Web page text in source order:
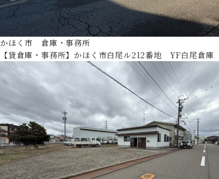
かほく市 倉庫・事務所
【貸倉庫・事務所】かほく市白尾ル212番地 YF白尾倉庫